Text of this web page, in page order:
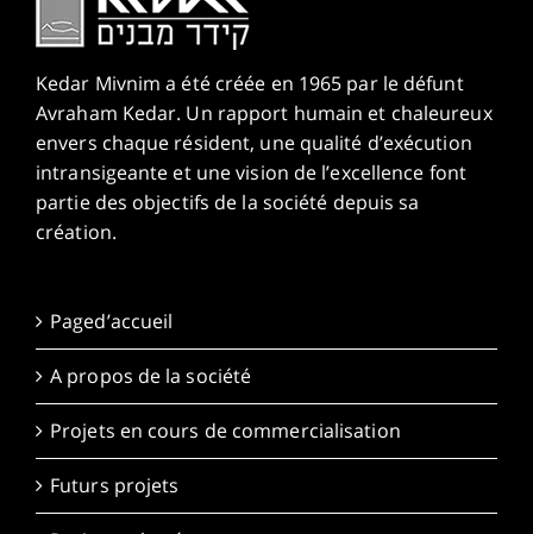
Kedar Mivnim a été créée en 1965 par le défunt
Avraham Kedar. Un rapport humain et chaleureux
envers chaque résident, une qualité d’exécution
intransigeante et une vision de l’excellence font
partie des objectifs de la société depuis sa
création.
Paged’accueil
A propos de la société
Projets en cours de commercialisation
Futurs projets